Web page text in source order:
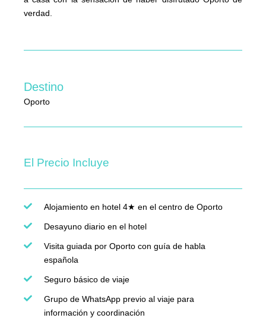
verdad.
Destino
Oporto
El Precio Incluye
Alojamiento en hotel 4★ en el centro de Oporto
Desayuno diario en el hotel
Visita guiada por Oporto con guía de habla
española
Seguro básico de viaje
Grupo de WhatsApp previo al viaje para
información y coordinación